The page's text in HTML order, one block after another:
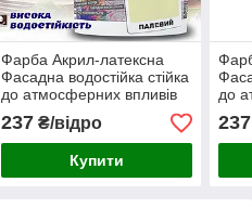
Фарба Акрил-латексна
Фасадна водостійка стійка
до атмосферних впливів
емаль Палевий Skyline 1 л
237₴/відро
Купити
до
237